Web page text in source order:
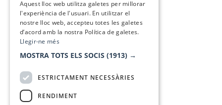
Aquest lloc web utilitza galetes per millorar
l'experiència de l'usuari. En utilitzar el
nostre lloc web, accepteu totes les galetes
d’acord amb la nostra Política de galetes.
Llegir-ne més
MOSTRA TOTS ELS SOCIS (1913) →
ESTRICTAMENT NECESSÀRIES
RENDIMENT